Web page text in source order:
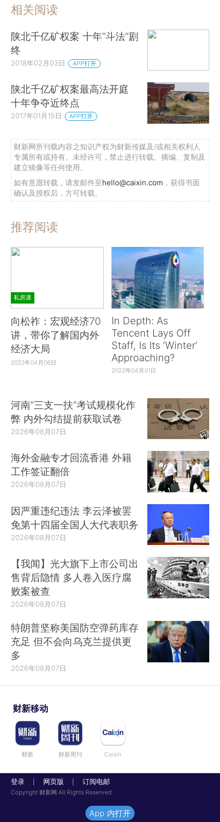
相关阅读
陕北千亿矿权案 十年“斗法”剧
终
2018年02月03日 APP打开
陕北千亿矿权案最高法开庭
十年争夺近终点
2017年01月15日 APP打开
财新网所刊载内容之知识产权为财新传媒及/或相关权利人
专属所有或持有。未经许可，禁止进行转载、摘编、复制及
建立镜像等任何使用。
如有意愿转载，请发邮件至hello@caixin.com ，获得书面
确认及授权后，方可转载。
推荐阅读
私房课
向松祚：宏观经济70
讲，带你了解国内外
经济大局
2022年04月06日
In Depth: As
Tencent Lays Off
Staff, Is Its ‘Winter’
Approaching?
2022年04月01日
河南“三支一扶”考试规模化作
弊 内外勾结提前获取试卷
2026年08月07日
海外金融专才回流香港 外籍
工作签证翻倍
2026年08月07日
因严重违纪违法 李云泽被罢
免第十四届全国人大代表职务
2026年08月07日
【我闻】光大旗下上市公司出
售背后隐情 多人卷入医疗腐
败案被查
2026年08月07日
特朗普坚称美国防空弹药库存
充足 但不会向乌克兰提供更
多
2026年08月07日
财新移动
财新 财新周刊 Caixin
登录 网页版 订阅电邮
Copyright 财新网 All Rights Reserved
App 内打开